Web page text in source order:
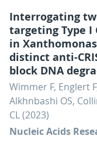
Interrogating
targeting Type I
in
distinct anti-
block DNA
Wimmer F, Englert
Alkhnbashi OS,
CL (2023)
Nucleic Acids